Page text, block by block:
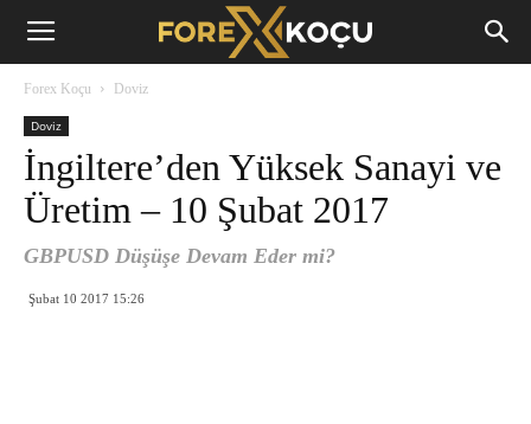
Forex
Forex Koçu Doviz
Doviz
İngiltere’den Yüksek Sanayi ve
Üretim – 10 Şubat 2017
GBPUSD Düşüşe Devam Eder mi?
Şubat 10 2017 15:26